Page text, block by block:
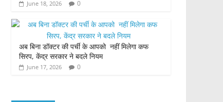
June 18, 2026 0
अब बिना डॉक्टर की पर्ची के आपको नहीं मिलेगा कफ
सिरप, केंद्र सरकार ने बदले नियम
June 17, 2026 0